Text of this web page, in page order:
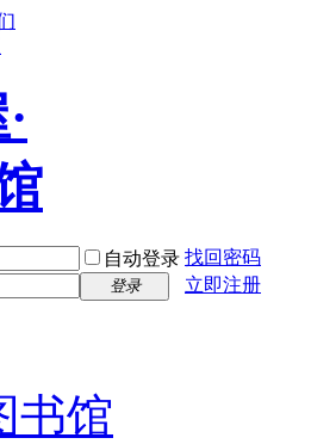
自动登录 找回密码
登录 立即注册
书馆